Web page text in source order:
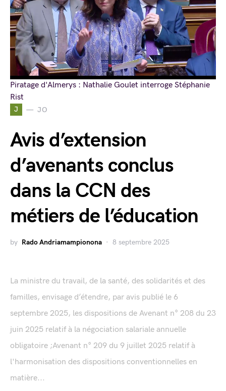
J JO
Avis d’extension
d’avenants conclus
dans la CCN des
métiers de l’éducation
by Rado Andriamampionona 8 septembre 2025
La ministre du travail, de la santé, des solidarités et des
familles, envisage d’étendre, par avis publié le 6
septembre 2025, les dispositions de Avenant n° 208 du 23
juin 2025 relatif à la négociation salariale annuelle
obligatoire ;Avenant n° 209 du 9 juillet 2025 relatif à
l'harmonisation des dispositions conventionnelles en
matière...
Piratage d'Almerys : Nathalie Goulet interroge Stéphanie
Rist